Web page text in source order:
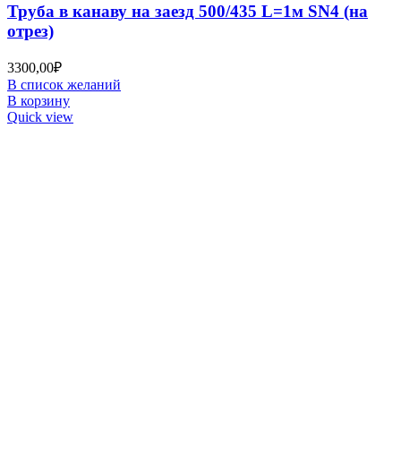
Труба в канаву на заезд 500/435 L=1м SN4 (на
отрез)
3300,00₽
В список желаний
В корзину
Quick view